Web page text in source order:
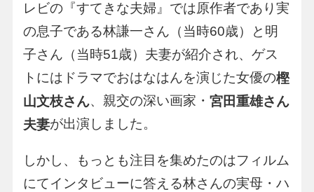
レビの『すてきな夫婦』では原作者であり実
の息子である林謙一さん（当時60歳）と明
子さん（当時51歳）夫妻が紹介され、ゲス
トにはドラマでおはなはんを演じた女優の樫
山文枝さん、親交の深い画家・ 宮田重雄さん
夫妻が出演しました。
しかし、もっとも注目を集めたのはフィルム
にてインタビューに答える林さんの実母・ハ